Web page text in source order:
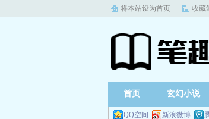
将本站设为首页 收藏
首页 玄幻小说
QQ空间 新浪微博